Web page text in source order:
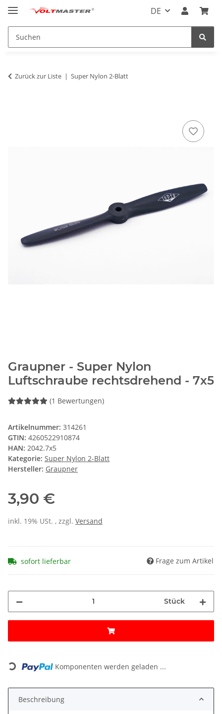
DE
Zurück zur Liste Super Nylon 2-Blatt
Graupner - Super Nylon
Luftschraube rechtsdrehend - 7x5
(1 Bewertungen)
Artikelnummer: 314261
GTIN: 4260522910874
HAN: 2042.7x5
Kategorie: Super Nylon 2-Blatt
Hersteller: Graupner
3,90 €
inkl. 19% USt. , zzgl. Versand
sofort lieferbar Frage zum Artikel
Stück
Loading... Komponenten werden geladen ...
Beschreibung